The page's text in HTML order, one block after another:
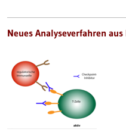
Neues Analyseverfahren